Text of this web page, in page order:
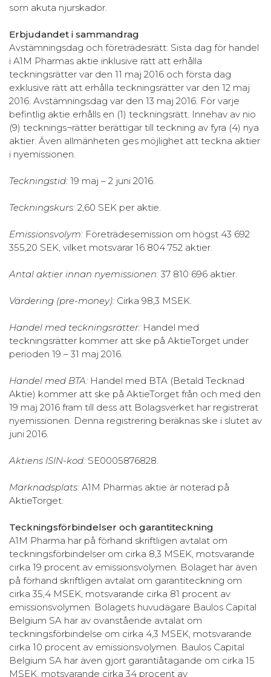
som akuta njurskador.
Erbjudandet i sammandrag
Avstämningsdag och företrädesrätt: Sista dag för handel
i A1M Pharmas aktie inklusive rätt att erhålla
teckningsrätter var den 11 maj 2016 och första dag
exklusive rätt att erhålla teckningsrätter var den 12 maj
2016. Avstämningsdag var den 13 maj 2016. För varje
befintlig aktie erhålls en (1) teckningsrätt. Innehav av nio
(9) tecknings¬rätter berättigar till teckning av fyra (4) nya
aktier. Även allmänheten ges möjlighet att teckna aktier
i nyemissionen.
Teckningstid: 19 maj – 2 juni 2016.
Teckningskurs: 2,60 SEK per aktie.
Emissionsvolym: Företrädesemission om högst 43 692
355,20 SEK, vilket motsvarar 16 804 752 aktier.
Antal aktier innan nyemissionen: 37 810 696 aktier.
Värdering (pre-money): Cirka 98,3 MSEK.
Handel med teckningsrätter: Handel med
teckningsrätter kommer att ske på AktieTorget under
perioden 19 – 31 maj 2016.
Handel med BTA: Handel med BTA (Betald Tecknad
Aktie) kommer att ske på AktieTorget från och med den
19 maj 2016 fram till dess att Bolagsverket har registrerat
nyemissionen. Denna registrering beräknas ske i slutet av
juni 2016.
Aktiens ISIN-kod: SE0005876828.
Marknadsplats: A1M Pharmas aktie är noterad på
AktieTorget.
Teckningsförbindelser och garantiteckning
A1M Pharma har på förhand skriftligen avtalat om
teckningsförbindelser om cirka 8,3 MSEK, motsvarande
cirka 19 procent av emissionsvolymen. Bolaget har även
på förhand skriftligen avtalat om garantiteckning om
cirka 35,4 MSEK, motsvarande cirka 81 procent av
emissionsvolymen. Bolagets huvudägare Baulos Capital
Belgium SA har av ovanstående avtalat om
teckningsförbindelse om cirka 4,3 MSEK, motsvarande
cirka 10 procent av emissionsvolymen. Baulos Capital
Belgium SA har även gjort garantiåtagande om cirka 15
MSEK, motsvarande cirka 34 procent av